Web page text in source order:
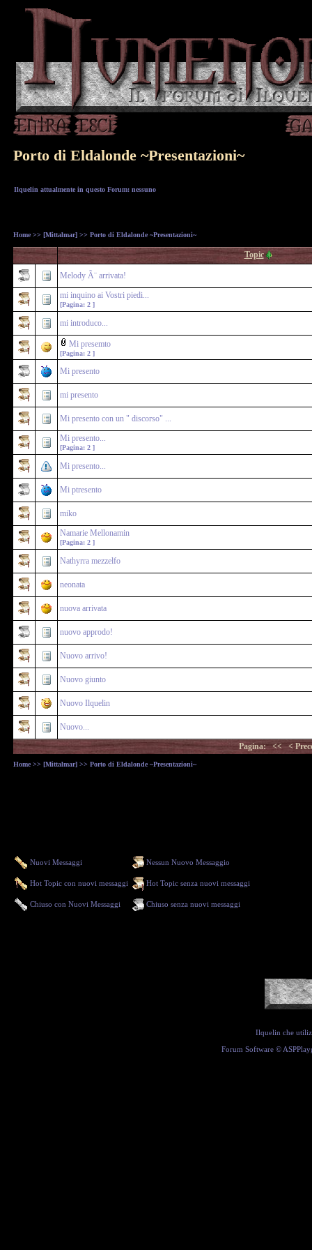
Porto di Eldalonde ~Presentazioni~
Ilquelin attualmente in questo Forum: nessuno
Home >> [Mittalmar] >> Porto di Eldalonde ~Presentazioni~
Topic
Melody Ã¨ arrivata!
mi inquino ai Vostri piedi...
[Pagina: 2 ]
mi introduco...
Mi presemto
[Pagina: 2 ]
Mi presento
mi presento
Mi presento con un " discorso" ...
Mi presento...
[Pagina: 2 ]
Mi presento...
Mi ptresento
miko
Namarie Mellonamin
[Pagina: 2 ]
Nathyrra mezzelfo
neonata
nuova arrivata
nuovo approdo!
Nuovo arrivo!
Nuovo giunto
Nuovo Ilquelin
Nuovo...
Pagina: << <
Home >> [Mittalmar] >> Porto di Eldalonde ~Presentazioni~
Nuovi Messaggi Nessun Nuovo Messaggio
Hot Topic con nuovi messaggi Hot Topic senza nuovi messaggi
Chiuso con Nuovi Messaggi Chiuso senza nuovi messaggi
Ilquelin che
Forum Software ©